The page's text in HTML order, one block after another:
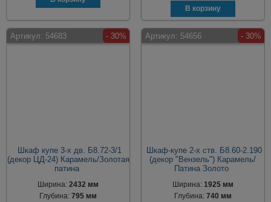
Артикул: 54683 - 30%
Шкаф купе 3-х дв. Б8.72-3/1
(декор ЦД-24) Карамель/Золотая
патина
Ширина:2432 мм
Глубина:795 мм
Артикул: 54656 - 30%
Шкаф-купе 2-х ств. Б8.60-2.190
(декор "Вензель") Карамель/
Патина Золото
Ширина: 1925 мм
Глубина: 740 мм